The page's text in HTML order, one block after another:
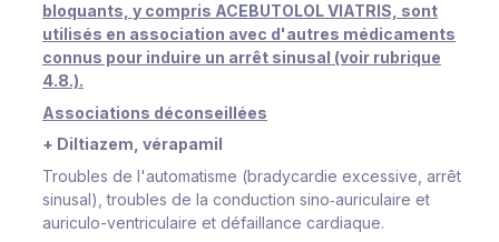
bloquants, y compris ACEBUTOLOL VIATRIS, sont
utilisés en association avec d'autres médicaments
connus pour induire un arrêt sinusal (voir rubrique
4.8.).
Associations déconseillées
+ Diltiazem, vérapamil
Troubles de l'automatisme (bradycardie excessive, arrêt
sinusal), troubles de la conduction sino‑auriculaire et
auriculo-ventriculaire et défaillance cardiaque.